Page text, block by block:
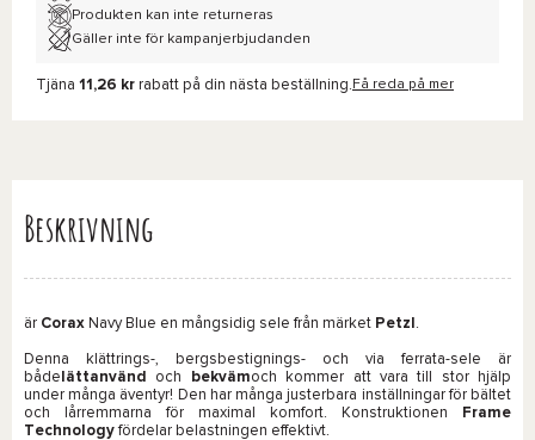
Produkten kan inte returneras
Gäller inte för kampanjerbjudanden
Tjäna 11,26 kr rabatt på din nästa beställning. Få reda på mer
Beskrivning
är Corax Navy Blue en mångsidig sele från märket Petzl .
Denna klättrings-, bergsbestignings- och via ferrata-sele är
både lättanvänd och bekvämoch kommer att vara till stor hjälp
under många äventyr! Den har många justerbara inställningar för bältet
och lårremmarna för maximal komfort. Konstruktionen
Frame
Technologyfördelar belastningen effektivt.